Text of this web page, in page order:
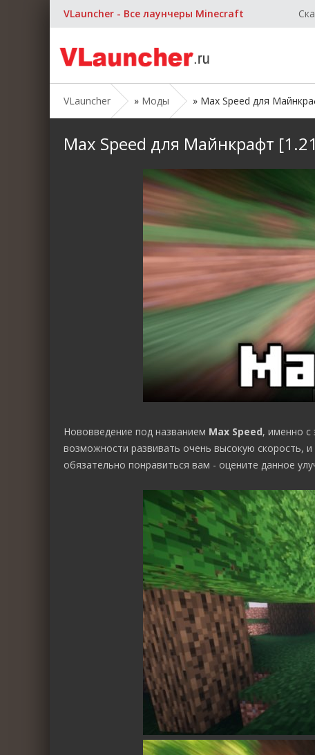
VLauncher - Все лаунчеры Minecraft
VLauncher » Моды » Max Speed для
Max Speed для Майнкрафт
Нововведение под названием Max Speed, именно с
возможности развивать очень высокую скорость,
обязательно понравиться вам - оцените данное